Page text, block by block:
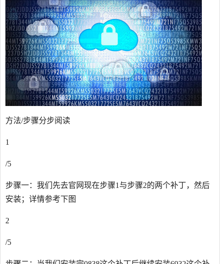
方法/步骤分步阅读
1
/5
步骤一：我们先去官网现在步骤1与步骤2的两个补丁，然后
安装；详情参考下图
2
/5